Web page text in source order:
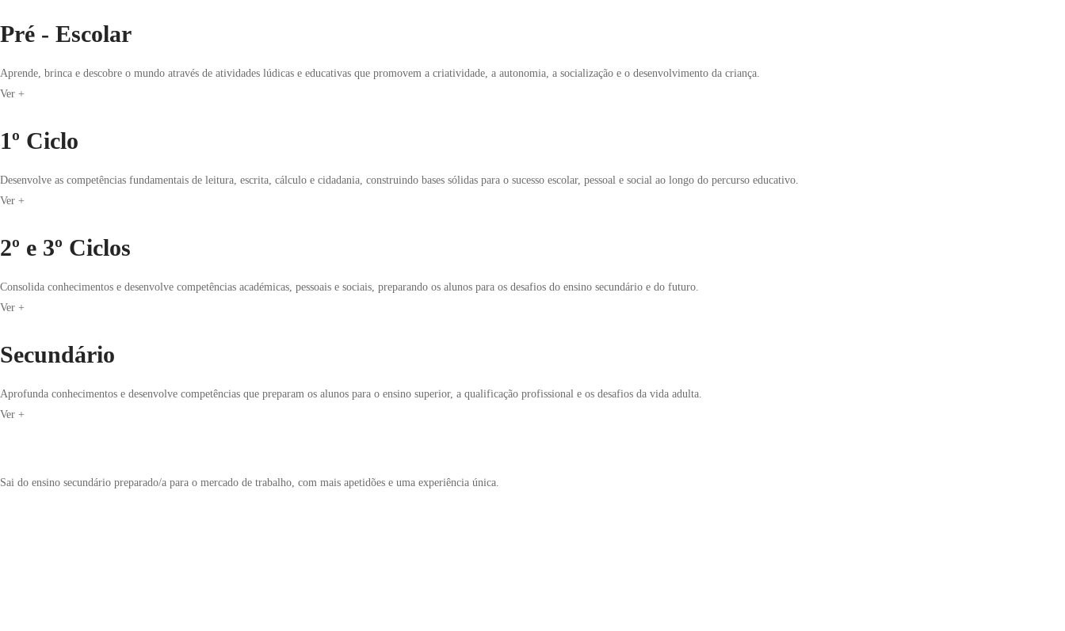
Pré - Escolar
Aprende, brinca e descobre o mundo através de atividades lúdicas e educativas que promovem a criatividade, a autonomia, a socialização e o desenvolvimento da criança.
Ver +
1º Ciclo
Desenvolve as competências fundamentais de leitura, escrita, cálculo e cidadania, construindo bases sólidas para o sucesso escolar, pessoal e social ao longo do percurso educativo.
Ver +
2º e 3º Ciclos
Consolida conhecimentos e desenvolve competências académicas, pessoais e sociais, preparando os alunos para os desafios do ensino secundário e do futuro.
Ver +
Secundário
Aprofunda conhecimentos e desenvolve competências que preparam os alunos para o ensino superior, a qualificação profissional e os desafios da vida adulta.
Ver +
Sai do ensino secundário preparado/a para o mercado de trabalho, com mais apetidões e uma experiência única.